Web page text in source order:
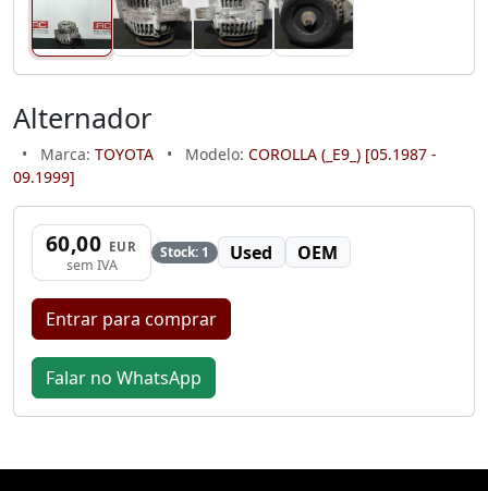
Alternador
• Marca: TOYOTA • Modelo: COROLLA (_E9_) [05.1987 -
09.1999]
60,00 EUR
sem IVA
Stock: 1 Used OEM
Entrar para comprar
Falar no WhatsApp